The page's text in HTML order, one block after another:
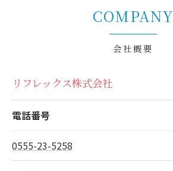
会社概要
COMPANY
リフレックス株式会社
電話番号
0555-23-5258